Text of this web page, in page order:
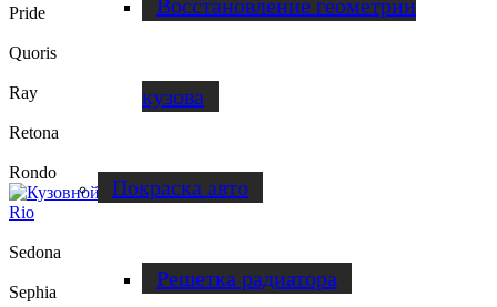
Восстановление геометрии
кузова
Покраска авто
Решетка радиатора
Pride
Quoris
Ray
Retona
Rondo
Rio
Sedona
Sephia